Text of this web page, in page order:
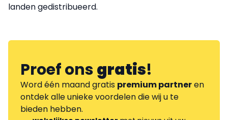
landen gedistribueerd.
Proef onsgratis!
Word één maand gratis premium partneren
ontdek alle unieke voordelen die wij u te
bieden hebben.